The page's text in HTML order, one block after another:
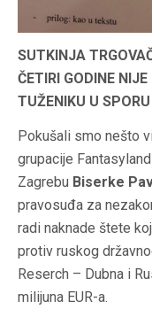
SUTKINJA
ČETIRI GODINE
TUŽENIKU U
Pokušali smo nešto
grupacije
Zagrebu Biserke
pravosuđa za
radi naknade štete
protiv ruskog
Reserch – Dubna i
milijuna EUR-a.